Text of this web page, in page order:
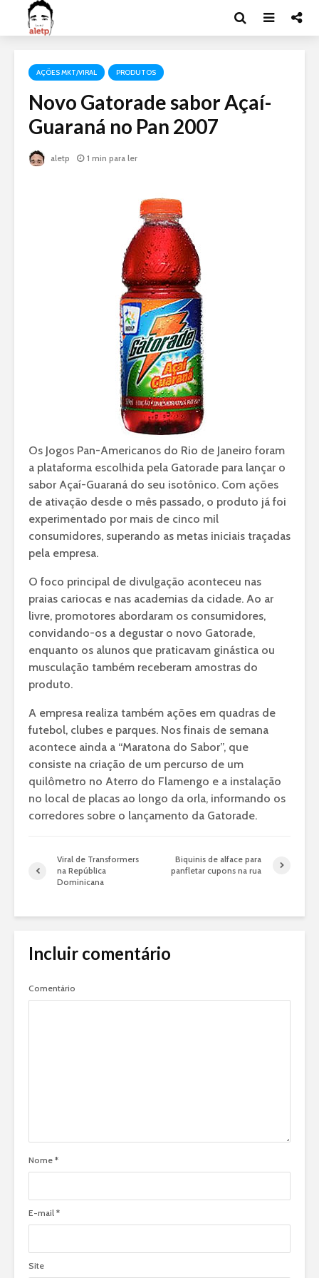
AÇÕES MKT/VIRAL PRODUTOS
Novo Gatorade sabor Açaí-
Guaraná no Pan 2007
aletp 1 min para ler
Os Jogos Pan-Americanos do Rio de Janeiro foram
a plataforma escolhida pela Gatorade para lançar o
sabor Açaí-Guaraná do seu isotônico. Com ações
de ativação desde o mês passado, o produto já foi
experimentado por mais de cinco mil
consumidores, superando as metas iniciais traçadas
pela empresa.
O foco principal de divulgação aconteceu nas
praias cariocas e nas academias da cidade. Ao ar
livre, promotores abordaram os consumidores,
convidando-os a degustar o novo Gatorade,
enquanto os alunos que praticavam ginástica ou
musculação também receberam amostras do
produto.
A empresa realiza também ações em quadras de
futebol, clubes e parques. Nos finais de semana
acontece ainda a “Maratona do Sabor”, que
consiste na criação de um percurso de um
quilômetro no Aterro do Flamengo e a instalação
no local de placas ao longo da orla, informando os
corredores sobre o lançamento da Gatorade.
Viral de Transformers
na República
Dominicana
Biquinis de alface para
panfletar cupons na rua
Incluir comentário
Comentário
Nome *
E-mail *
Site